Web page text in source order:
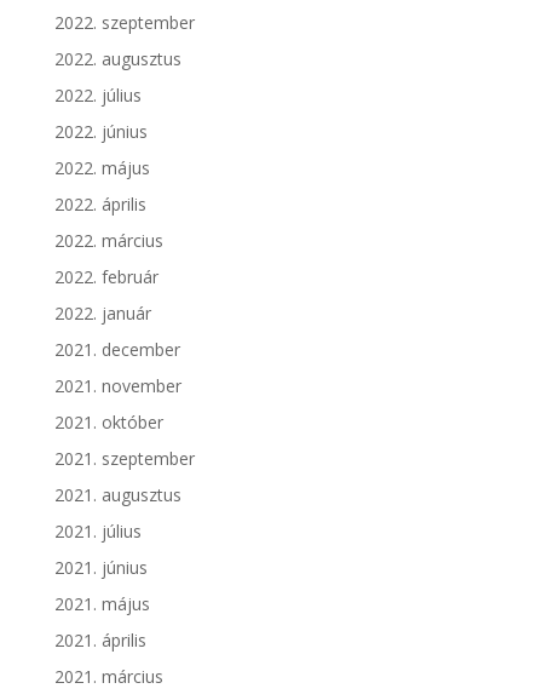
2022. szeptember
2022. augusztus
2022. július
2022. június
2022. május
2022. április
2022. március
2022. február
2022. január
2021. december
2021. november
2021. október
2021. szeptember
2021. augusztus
2021. július
2021. június
2021. május
2021. április
2021. március